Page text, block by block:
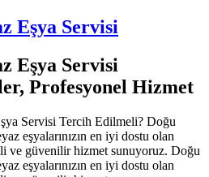
Eşya Servisi
Eşya Servisi
Profesyonel Hizmet
Servisi Tercih Edilmeli? Doğu
eşyalarınızın en iyi dostu olan
ve güvenilir hizmet sunuyoruz. Doğu
eşyalarınızın en iyi dostu olan